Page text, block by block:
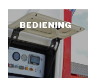
BEDIENING